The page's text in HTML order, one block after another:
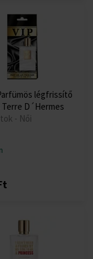
légfrissítő
Terre D´Hermes
- Női